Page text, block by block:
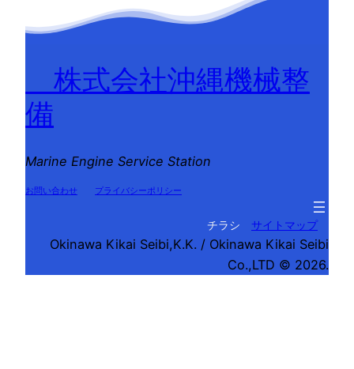
株式会社沖縄機械整
備
Marine Engine Service Station
お問い合わせ プライバシーポリシー
チラシ サイトマップ
Okinawa Kikai Seibi,K.K. / Okinawa Kikai Seibi
Co.,LTD © 2026.